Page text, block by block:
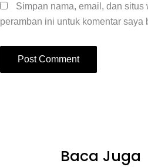
Simpan nama, email, dan situs
peramban ini untuk komentar saya
Baca Juga